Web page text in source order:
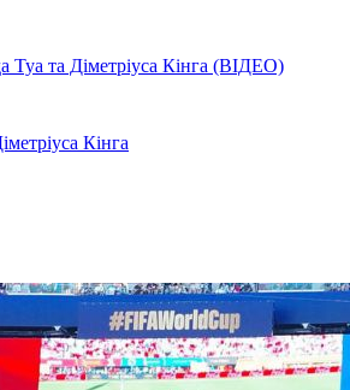
Туа та Діметріуса Кінга (ВІДЕО)
Кінга